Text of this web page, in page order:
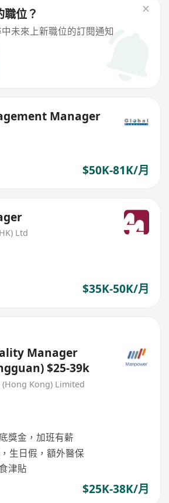
位？
未來上新職位的訂閱通知
Manager
$50K-81K/月
Ltd
$35K-50K/月
Manager
$25-39k
Kong) Limited
獎金，加班有薪
生日假，額外醫保
津貼
$25K-38K/月